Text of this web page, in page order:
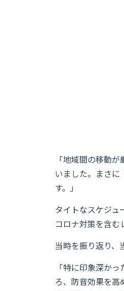
「地域間の移動
いました。まさに
す。」
タイトなスケジュ
コロナ対策を含む
当時を振り返り、
「特に印象深か
ろ、防音効果を高